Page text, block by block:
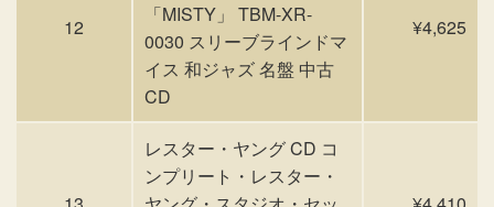
12
「MISTY」 TBM-XR-
0030 スリーブラインドマ
イス 和ジャズ 名盤 中古
CD
¥4,625
レスター・ヤング CD コ
ンプリート・レスター・